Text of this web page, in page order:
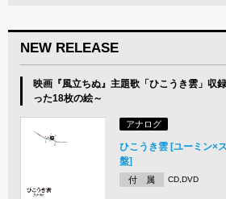
NEW RELEASE
映画『風立ちぬ』主題歌「ひこうき雲」収
った18枚の絵～
アナログ
ひこうき雲 [ユーミン×
盤]
付 属 CD,DVD